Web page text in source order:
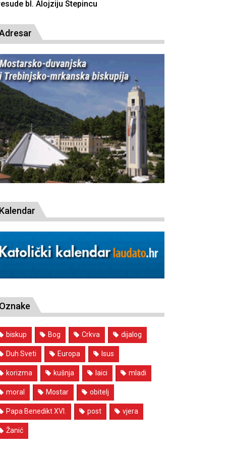
bl. Alojziju Stepincu
biskup Bog Crkva dijalog
Duh Sveti Europa Isus
korizma kušnja laici mladi
moral Mostar obitelj
Papa Benedikt XVI. post vjera
Žanić